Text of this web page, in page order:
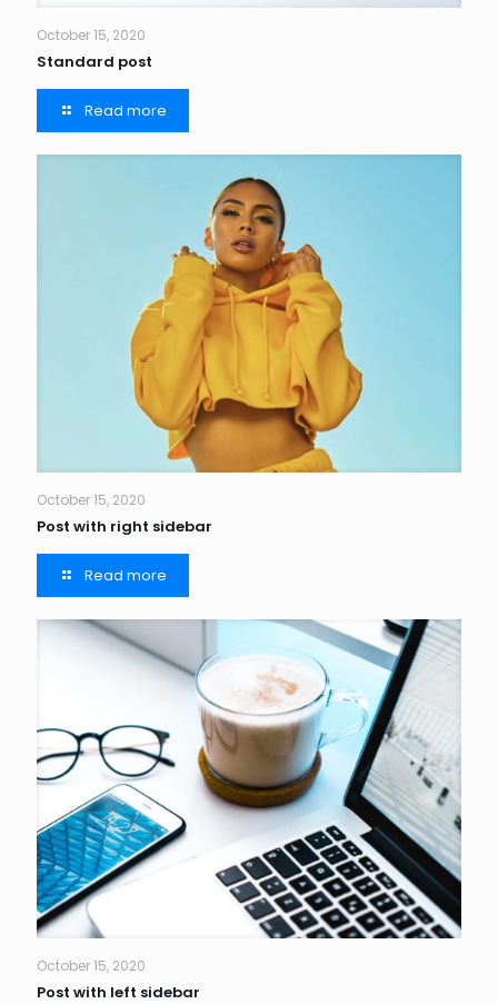
October 15, 2020
Standard post
Read more
October 15, 2020
Post with right sidebar
Read more
October 15, 2020
Post with left sidebar